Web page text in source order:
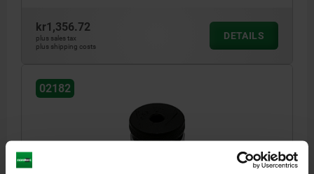
kr1,356.72
plus sales tax
plus shipping costs
DETAILS
02182